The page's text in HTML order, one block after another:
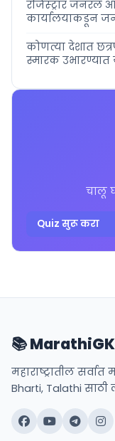
रजिस्ट्रार जनरल
कार्यालयाकडून
कोणत्या देशात
स्मारक उभारण्यात
चालू
Quiz सुरू करा
📚
महाराष्ट्रातील सर्वात
Bharti, Talathi साठी